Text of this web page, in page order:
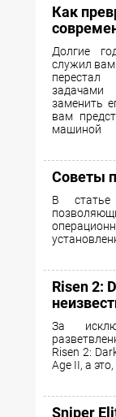
Как
Долгие
служил вам
заменить
вам
машиной
Советы
В статье
Risen 2:
За
Risen 2:
Age II, а
Sniper